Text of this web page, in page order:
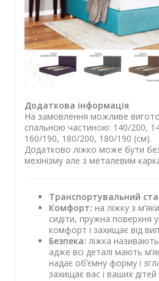
Додаткова інформація
На замовлення можливе
спальною частиною: 140/200,
160/190, 180/200, 180/190 (см)
Додатково ліжко може бути
мехінізму але з металевим
Транспортувальний
Комфорт: на ліжку з
сидіти, пружна поверхня
комфорт і захищає від
Безпека: ліжка
адже всі деталі мають
надає об’ємну форму і
захищає вас і ваших дітей